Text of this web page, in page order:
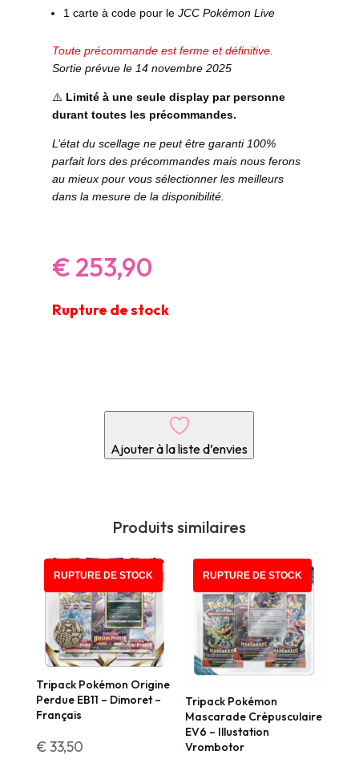
1 carte à code pour le JCC Pokémon Live
Toute précommande est ferme et définitive.
Sortie prévue le 14 novembre 2025
⚠️ Limité à une seule display par personne
durant toutes les précommandes.
L’état du scellage ne peut être garanti 100%
parfait lors des précommandes mais nous ferons
au mieux pour vous sélectionner les meilleurs
dans la mesure de la disponibilité.
€ 253,90
Rupture de stock
Ajouter à la liste d’envies
Produits similaires
RUPTURE DE STOCK
Tripack Pokémon Origine
Perdue EB11 – Dimoret –
Français
€ 33,50
RUPTURE DE STOCK
Tripack Pokémon
Mascarade Crépusculaire
EV6 – Illustation
Vrombotor